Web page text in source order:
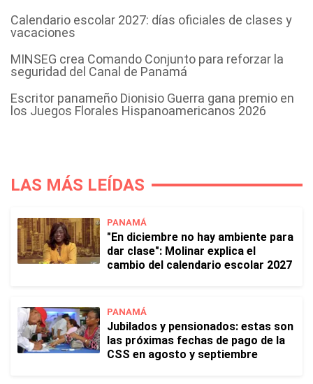
Calendario escolar 2027: días oficiales de clases y
vacaciones
MINSEG crea Comando Conjunto para reforzar la
seguridad del Canal de Panamá
Escritor panameño Dionisio Guerra gana premio en
los Juegos Florales Hispanoamericanos 2026
LAS MÁS LEÍDAS
PANAMÁ
"En diciembre no hay ambiente para
dar clase": Molinar explica el
cambio del calendario escolar 2027
PANAMÁ
Jubilados y pensionados: estas son
las próximas fechas de pago de la
CSS en agosto y septiembre